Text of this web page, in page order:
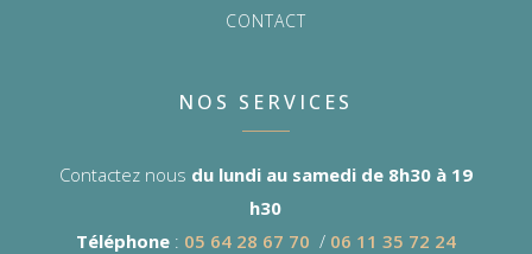
CONTACT
NOS SERVICES
Contactez nous du lundi au samedi de 8h30 à 19
h30
Téléphone: 05 64 28 67 70 / 06 11 35 72 24